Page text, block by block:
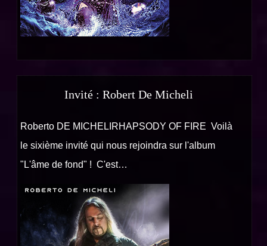
Invité : Robert De Micheli
Roberto DE MICHELIRHAPSODY OF FIRE Voilà
le sixième invité qui nous rejoindra sur l'album
"L'âme de fond" ! C'est…